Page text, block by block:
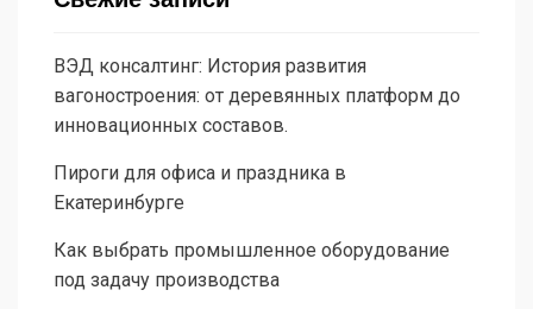
ВЭД консалтинг: История развития
вагоностроения: от деревянных платформ до
инновационных составов.
Пироги для офиса и праздника в
Екатеринбурге
Как выбрать промышленное оборудование
под задачу производства